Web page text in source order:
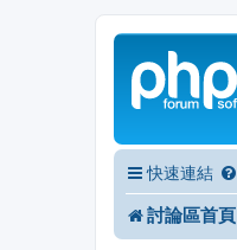
快速連結
討論區首頁